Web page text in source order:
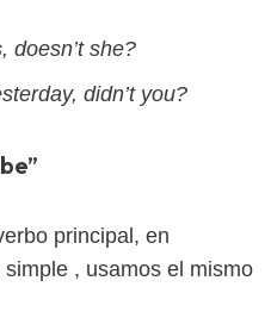
doesn’t she?
didn’t you?
principal, en
, usamos el mismo